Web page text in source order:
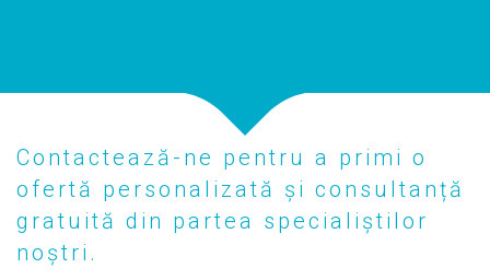
Contactează-ne pentru a primi o
ofertă personalizată și consultanță
gratuită din partea specialiștilor
noștri.